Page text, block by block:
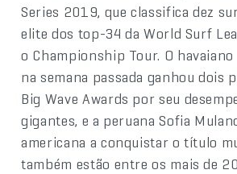
Series 2019, que classifica dez
elite dos top-34 da World Surf
o Championship Tour. O havaiano
na semana passada ganhou dois
Big Wave Awards por seu
gigantes, e a peruana Sofia
americana a conquistar o título
também estão entre os mais de